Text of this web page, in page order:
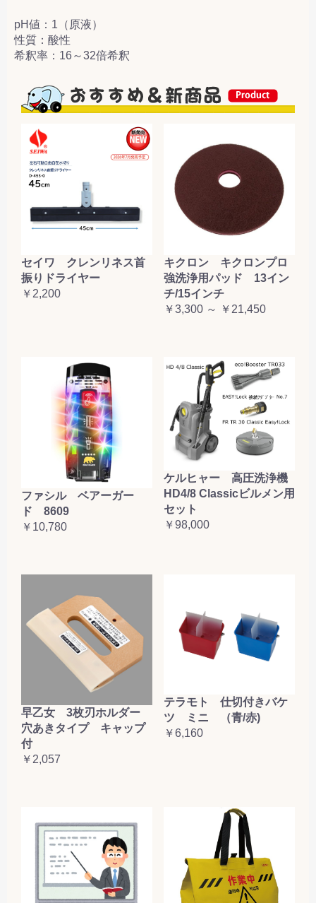
pH値：1（原液）
性質：酸性
希釈率：16～32倍希釈
セイワ クレンリネス首
振りドライヤー
￥2,200
キクロン キクロンプロ
強洗浄用パッド 13イン
チ/15インチ
￥3,300 ～ ￥21,450
ファシル ベアーガー
ド 8609
￥10,780
ケルヒャー 高圧洗浄機
HD4/8 Classicビルメン用
セット
￥98,000
早乙女 3枚刃ホルダー
穴あきタイプ キャップ
付
￥2,057
テラモト 仕切付きバケ
ツ ミニ （青/赤)
￥6,160